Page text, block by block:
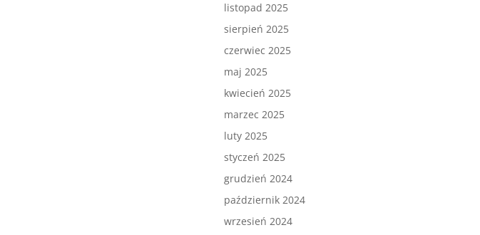
listopad 2025
sierpień 2025
czerwiec 2025
maj 2025
kwiecień 2025
marzec 2025
luty 2025
styczeń 2025
grudzień 2024
październik 2024
wrzesień 2024